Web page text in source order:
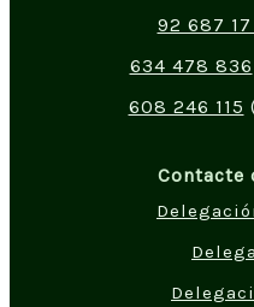
92 687
634 478 836
608 246 115
Contacte